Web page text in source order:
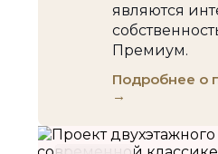
являются
Премиум.
Подробнее о
→